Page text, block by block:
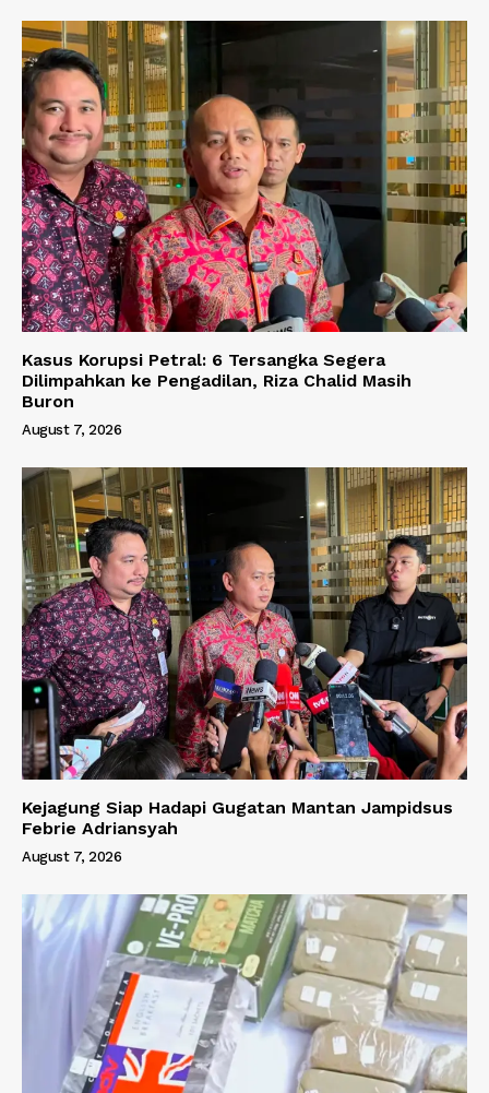
Kasus Korupsi Petral: 6 Tersangka Segera
Dilimpahkan ke Pengadilan, Riza Chalid Masih
Buron
August 7, 2026
Kejagung Siap Hadapi Gugatan Mantan Jampidsus
Febrie Adriansyah
August 7, 2026